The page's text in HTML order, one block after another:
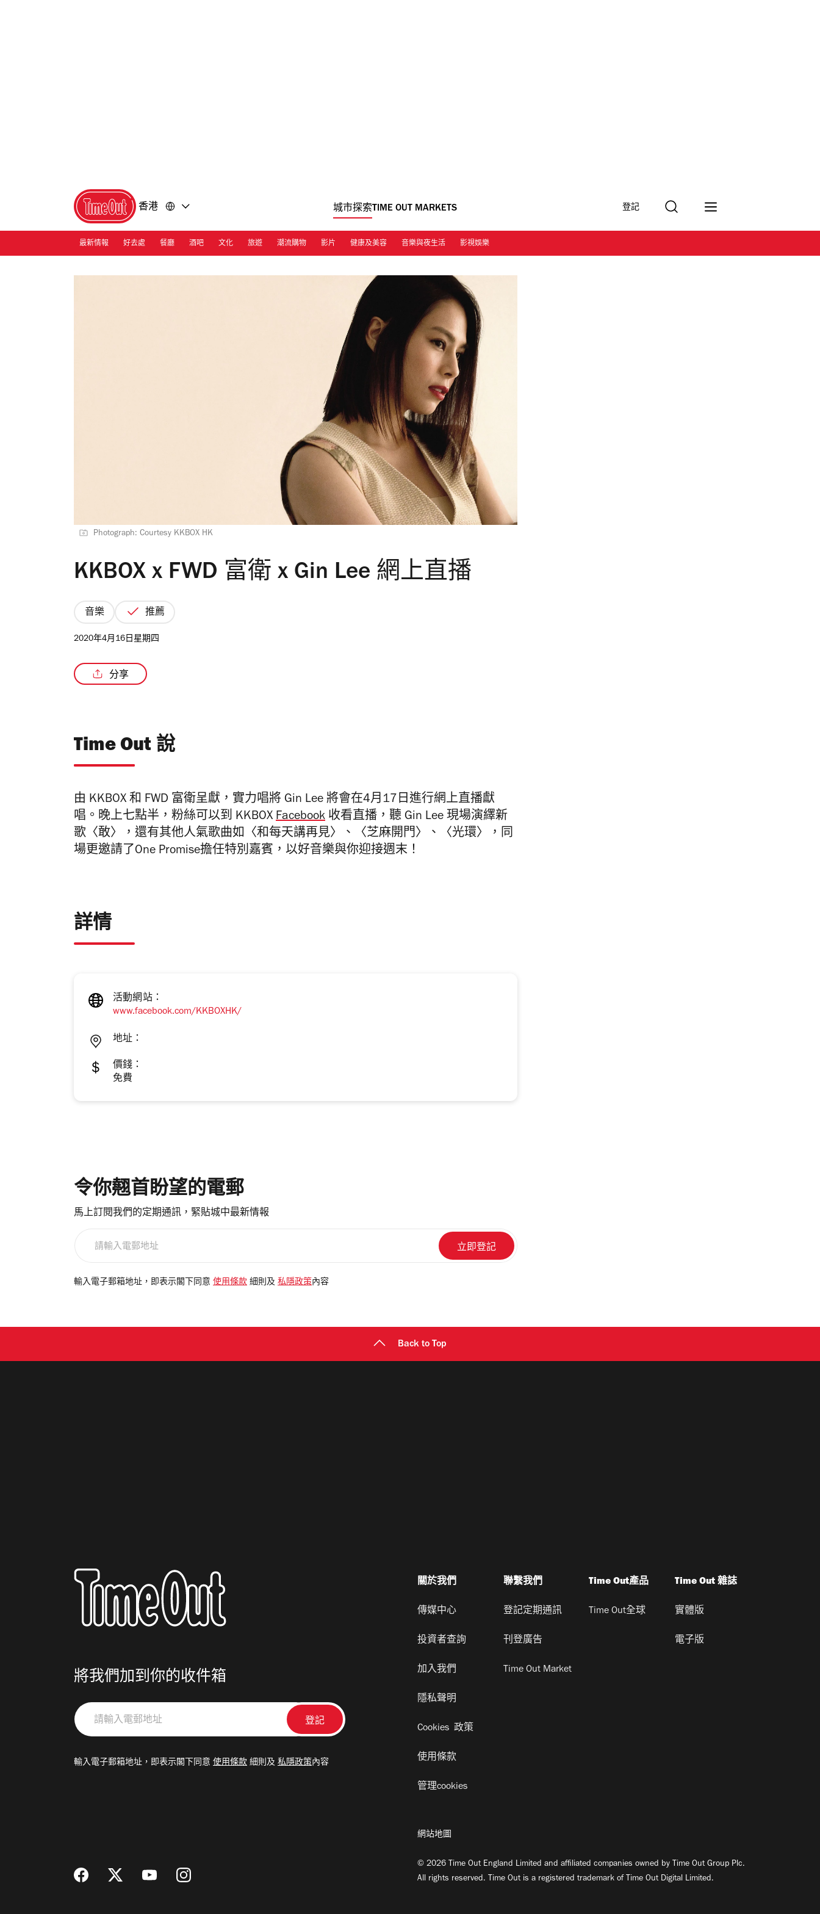
香港 城市探索TIME OUT MARKETS 登記
最新情報 好去處 餐廳 酒吧 文化 旅遊 潮流購物 影片 健康及美容 音樂與夜生活 影視娛樂
Photograph: Courtesy KKBOX HK
KKBOX x FWD 富衛 x Gin Lee 網上直播
音樂 推薦
2020年4月16日星期四
分享
Time Out 說
由 KKBOX 和 FWD 富衛呈獻，實力唱將 Gin Lee 將會在4月17日進行網上直播獻
唱。 晚上七點半，粉絲可以到 KKBOX Facebook 收看直播，聽 Gin Lee 現場演繹新
歌〈敢〉，還有其他人氣歌曲如〈和每天講再見〉、〈芝麻開門〉、〈光環〉，同
場更邀請了One Promise擔任特別嘉賓，以好音樂與你迎接週末！
詳情
活動網站：
www.facebook.com/KKBOXHK/
地址：
價錢：
免費
令你翹首盼望的電郵
馬上訂閱我們的定期通訊，緊貼城中最新情報
電
輸入電子郵箱地址，即表示閣下同意 使用條款 細則及 私隱政策 內容
Back to Top
將我們加到你的收件箱
請
輸
郵
輸入電子郵箱地址，即表示閣下同意 使用條款 細則及 私隱政策內容
關於我們
傳媒中心
投資者查詢
加入我們
隱私聲明
Cookies 政策
使用條款
管理cookies
聯繫我們
登記定期通訊
刊登廣告
Time Out Market
Time Out產品
Time Out全球
Time Out 雜誌
實體版
電子版
網站地圖
© 2026 Time Out England Limited and affiliated companies owned by Time Out Group Plc.
All rights reserved. Time Out is a registered trademark of Time Out Digital Limited.